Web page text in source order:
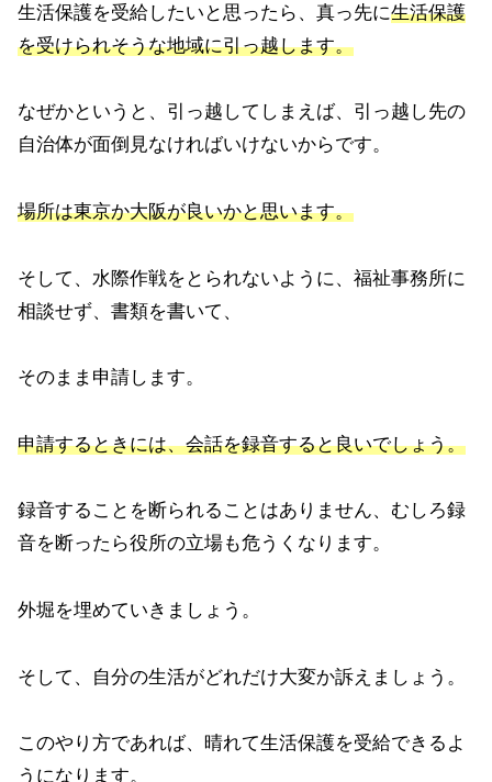
生活保護を受給したいと思ったら、真っ先に生活保護
を受けられそうな地域に引っ越します。
なぜかというと、引っ越してしまえば、引っ越し先の
自治体が面倒見なければいけないからです。
場所は東京か大阪が良いかと思います。
そして、水際作戦をとられないように、福祉事務所に
相談せず、書類を書いて、
そのまま申請します。
申請するときには、会話を録音すると良いでしょう。
録音することを断られることはありません、むしろ録
音を断ったら役所の立場も危うくなります。
外堀を埋めていきましょう。
そして、自分の生活がどれだけ大変か訴えましょう。
このやり方であれば、晴れて生活保護を受給できるよ
うになります。